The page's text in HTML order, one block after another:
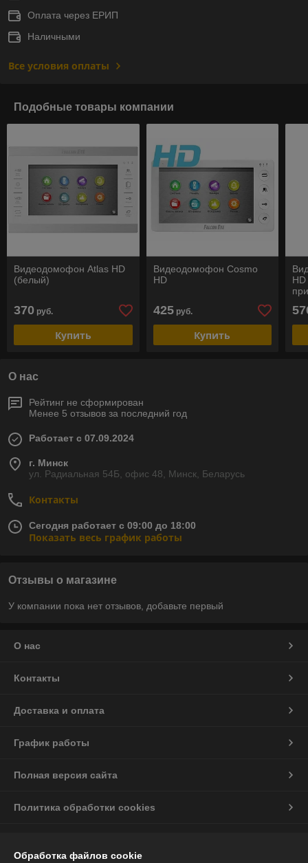
Оплата через ЕРИП
Наличными
Все условия оплаты
Подобные товары компании
Видеодомофон Atlas HD
(белый)
370 руб.
Купить
Видеодомофон Cosmo
HD
425руб.
Купить
О нас
Рейтинг не сформирован
Менее 5 отзывов за последний год
Работает с 07.09.2024
г. Минск
ул. Радиальная 54Б, офис 48, Минск, Беларусь
Контакты
Сегодня работает с 09:00 до 18:00
Показать весь график работы
Отзывы о магазине
У компании пока нет отзывов, добавьте первый
О нас
Контакты
Доставка и оплата
График работы
Полная версия сайта
Политика обработки cookies
Обработка файлов cookie